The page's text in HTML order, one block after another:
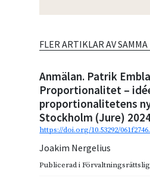
FLER ARTIKLAR AV
Anmälan. Patrik
Proportionalitet –
proportionalitetens
Stockholm (Jure)
https://doi.org/10.53292/
Joakim Nergelius
Publicerad i